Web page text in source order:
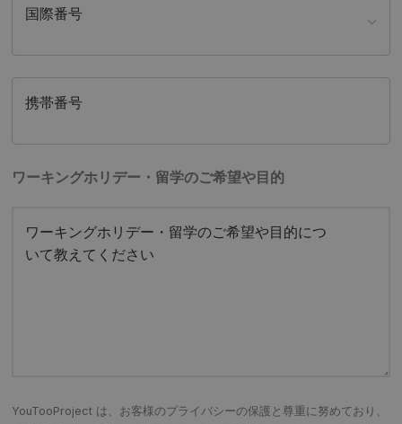
国際番号
携帯番号
ワーキングホリデー・留学のご希望や目的
ワーキングホリデー・留学のご希望や目的につ
いて教えてください
YouTooProject は、お客様のプライバシーの保護と尊重に努めており、